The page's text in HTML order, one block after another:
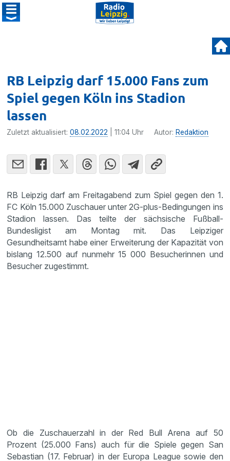
RB Leipzig darf 15.000 Fans zum
Spiel gegen Köln ins Stadion
lassen
Zuletzt aktualisiert:08.02.2022 | 11:04 Uhr Autor: Redaktion
RB Leipzig darf am Freitagabend zum Spiel gegen den 1.
FC Köln 15.000 Zuschauer unter 2G-plus-Bedingungen ins
Stadion lassen. Das teilte der sächsische Fußball-
Bundesligist am Montag mit. Das Leipziger
Gesundheitsamt habe einer Erweiterung der Kapazität von
bislang 12.500 auf nunmehr 15 000 Besucherinnen und
Besucher zugestimmt.
Ob die Zuschauerzahl in der Red Bull Arena auf 50
Prozent (25.000 Fans) auch für die Spiele gegen San
Sebastian (17. Februar) in der Europa League sowie den